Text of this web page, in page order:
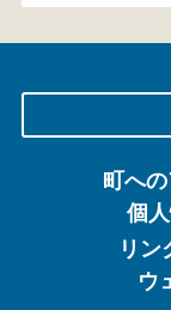
町へ
個
リン
ウ